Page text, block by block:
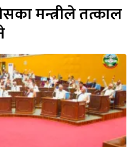
मन्त्रीले तत्काल